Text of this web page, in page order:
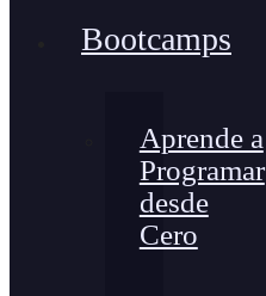
Bootcamps
Aprende a
Programar
desde
Cero